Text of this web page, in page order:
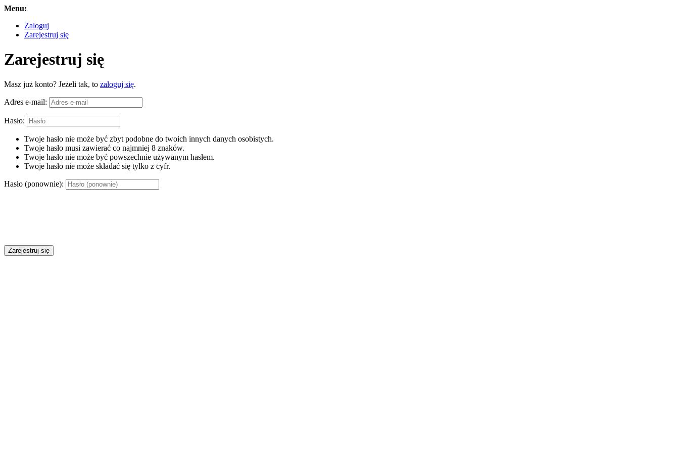
Menu:
Zaloguj
Zarejestruj się
Zarejestruj się
Masz już konto? Jeżeli tak, to zaloguj się.
Adres e-mail:
Hasło:
Twoje hasło nie może być zbyt podobne do twoich innych danych osobistych.
Twoje hasło musi zawierać co najmniej 8 znaków.
Twoje hasło nie może być powszechnie używanym hasłem.
Twoje hasło nie może składać się tylko z cyfr.
Hasło (ponownie):
Zarejestruj się